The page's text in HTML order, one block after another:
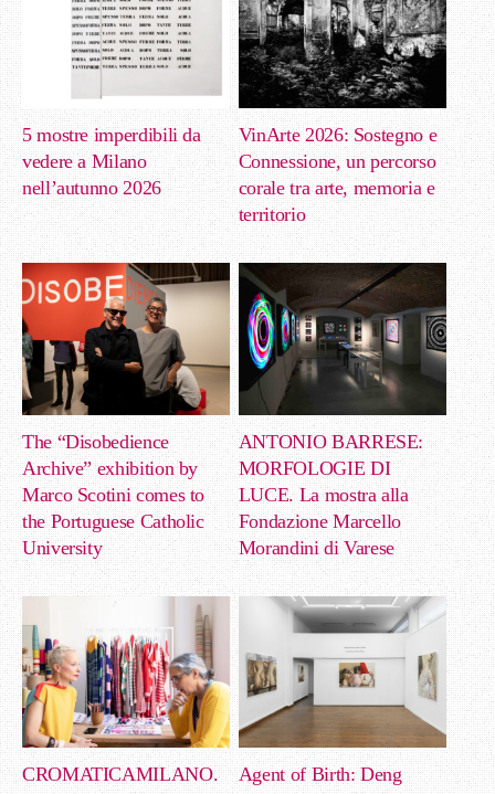
5 mostre imperdibili da
vedere a Milano
nell’autunno 2026
VinArte 2026: Sostegno e
Connessione, un percorso
corale tra arte, memoria e
territorio
The “Disobedience
Archive” exhibition by
Marco Scotini comes to
the Portuguese Catholic
University
ANTONIO BARRESE:
MORFOLOGIE DI
LUCE. La mostra alla
Fondazione Marcello
Morandini di Varese
CROMATICAMILANO.
Agent of Birth: Deng